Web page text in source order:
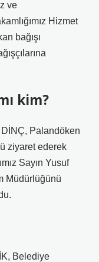
ve
Hizmet
bağışı
kim?
DİNÇ, Palandöken
ziyaret ederek
Sayın Yusuf
Müdürlüğünü
Belediye